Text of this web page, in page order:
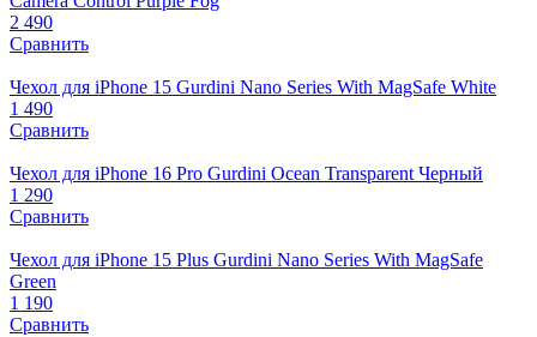
2 490
Сравнить
Чехол для iPhone 15 Gurdini Nano Series With MagSafe White
1 490
Сравнить
Чехол для iPhone 16 Pro Gurdini Ocean Transparent Черный
1 290
Сравнить
Чехол для iPhone 15 Plus Gurdini Nano Series With MagSafe
Green
1 190
Сравнить